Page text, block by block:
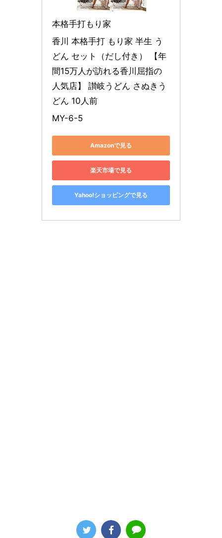
本格手打もり家
香川 本格手打 もり家 半生 う
どん セット（だし付き） 【年
間15万人が訪れる香川屈指の
人気店】 讃岐うどん さぬきう
どん 10人前
MY-6-5
Amazonで見る
楽天市場で見る
Yahoo!ショッピングで見る